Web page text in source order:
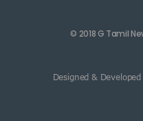
© 2018 G Tamil
Designed &